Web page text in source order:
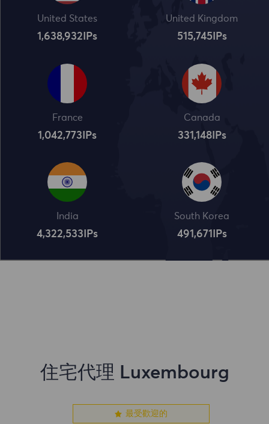
United States
1,638,932 IPs
United Kingdom
515,745IPs
France
1,042,773 IPs
Canada
331,148IPs
India
4,322,534 IPs
South Korea
491,672 IPs
住宅代理 Luxembourg
最受歡迎的